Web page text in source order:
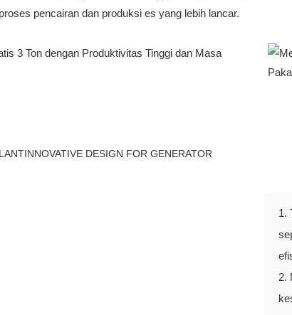
pencairan dan produksi es yang lebih lancar.
DESIGN FOR GENERATOR
1.
2.